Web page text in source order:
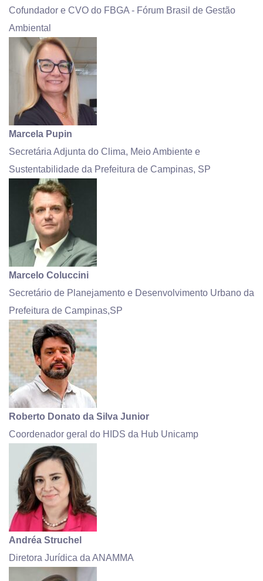
Cofundador e CVO do FBGA - Fórum Brasil de Gestão
Ambiental
Marcela Pupin
Secretária Adjunta do Clima, Meio Ambiente e
Sustentabilidade da Prefeitura de Campinas, SP
Marcelo Coluccini
Secretário de Planejamento e Desenvolvimento Urbano da
Prefeitura de Campinas,SP
Roberto Donato da Silva Junior
Coordenador geral do HIDS da Hub Unicamp
Andréa Struchel
Diretora Jurídica da ANAMMA